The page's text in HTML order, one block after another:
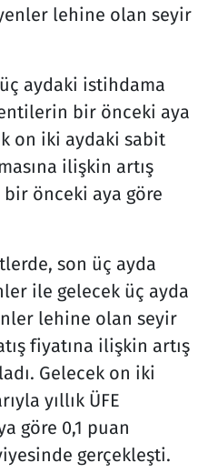
lehine olan seyir
aydaki istihdama
bir önceki aya
on iki aydaki sabit
ilişkin artış
önceki aya göre
son üç ayda
ile gelecek üç ayda
lehine olan seyir
fiyatına ilişkin artış
Gelecek on iki
yıllık ÜFE
göre 0,1 puan
gerçekleşti.